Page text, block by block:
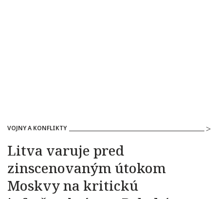
VOJNY A KONFLIKTY
Litva varuje pred
zinscenovaným útokom
Moskvy na kritickú